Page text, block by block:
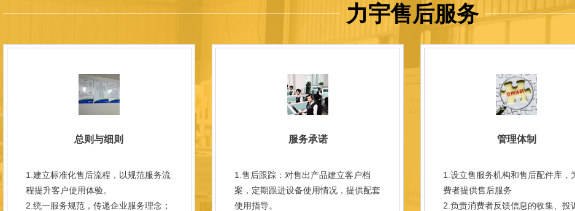
点；产品安全方面，已通过欧盟CE认证。 公司凭借技术积累与产品优势，获得多项官方资质认定：高新 技术企业、科
技型中小企业、洛阳市企业研发中心（证书编号：202207080）、河南省专精特新企业。 我们坚持以科技促生产，
以质量创品牌，以品牌创市场的战略发展，实现科学化管理，我们以质量保证，服务完善，信誉良好的原则。 热诚欢迎
力宇售后服务
总则与细则
1.建立标准化售后流程，以规范服务流
程提升客户使用体验。
2.统一服务规范，传递企业服务理念；
服务承诺
1.售后跟踪：对售出产品建立客户档
案，定期跟进设备使用情况，提供配套
使用指导。
管理体制
1.设立售服务机构和售后配件库，
费者提供售后服务
2.负责消费者反馈信息的收集、投